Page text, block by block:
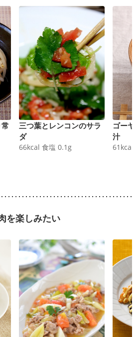
三つ葉とレンコンのサラ
ダ
66kcal 食塩 0.1 g
ゴーヤ
汁
61 kcal
を楽しみたい